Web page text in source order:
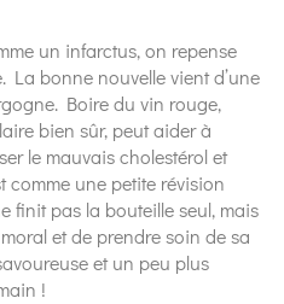
un infarctus, on repense
La bonne nouvelle vient d’une
Boire du vin rouge,
bien sûr, peut aider à
le mauvais cholestérol et
comme une petite révision
finit pas la bouteille seul, mais
et de prendre soin de sa
et un peu plus
!